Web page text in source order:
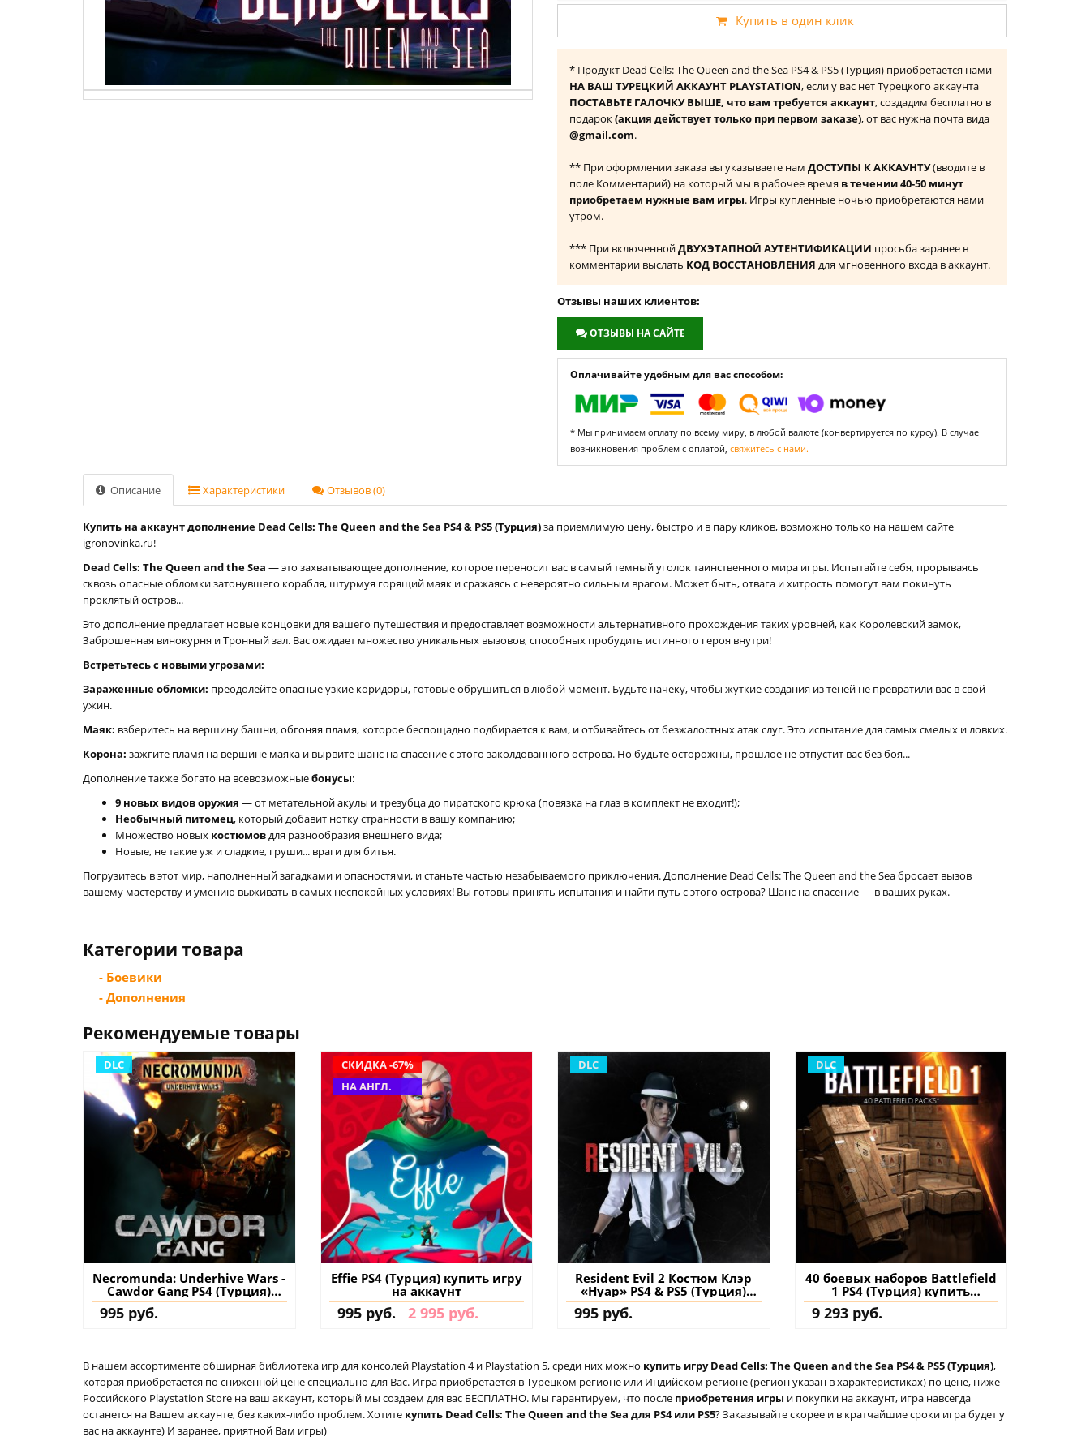
Купить в один клик
* Продукт Dead Cells: The Queen and the Sea PS4 & PS5 (Турция) приобретается нами
НА ВАШ ТУРЕЦКИЙ АККАУНТ PLAYSTATION, если у вас нет Турецкого аккаунта
ПОСТАВЬТЕ ГАЛОЧКУ ВЫШЕ, что вам требуется аккаунт, создадим бесплатно в
подарок(акция действует только при первом заказе), от вас нужна почта вида
@gmail.com.
** При оформлении заказа вы указываете нам ДОСТУПЫ К АККАУНТУ(вводите в
поле Комментарий) на который мы в рабочее время в течении 40-50 минут
приобретаем нужные вам игры. Игры купленные ночью приобретаются нами
утром.
*** При включеннойДВУХЭТАПНОЙ АУТЕНТИФИКАЦИИ просьба заранее в
комментарии выслать КОД ВОССТАНОВЛЕНИЯ для мгновенного входа в аккаунт.
Отзывы наших клиентов:
ОТЗЫВЫ НА САЙТЕ
Оплачивайте удобным для вас способом:
* Мы принимаем оплату по всему миру, в любой валюте (конвертируется по курсу). В случае
возникновения проблем с оплатой, свяжитесь с нами.
Описание Характеристики Отзывов (0)
Купить на аккаунт дополнение Dead Cells: The Queen and the Sea PS4 & PS5 (Турция)за приемлимую цену, быстро и в пару кликов, возможно только на нашем сайте
igronovinka.ru!
Dead Cells: The Queen and the Sea — это захватывающее дополнение, которое переносит вас в самый темный уголок таинственного мира игры. Испытайте себя, прорываясь
сквозь опасные обломки затонувшего корабля, штурмуя горящий маяк и сражаясь с невероятно сильным врагом. Может быть, отвага и хитрость помогут вам покинуть
проклятый остров...
Это дополнение предлагает новые концовки для вашего путешествия и предоставляет возможности альтернативного прохождения таких уровней, как Королевский замок,
Заброшенная винокурня и Тронный зал. Вас ожидает множество уникальных вызовов, способных пробудить истинного героя внутри!
Встретьтесь с новыми угрозами:
Зараженные обломки: преодолейте опасные узкие коридоры, готовые обрушиться в любой момент. Будьте начеку, чтобы жуткие создания из теней не превратили вас в свой
ужин.
Маяк: взберитесь на вершину башни, обгоняя пламя, которое беспощадно подбирается к вам, и отбивайтесь от безжалостных атак слуг. Это испытание для самых смелых и ловких.
Корона: зажгите пламя на вершине маяка и вырвите шанс на спасение с этого заколдованного острова. Но будьте осторожны, прошлое не отпустит вас без боя...
Дополнение также богато на всевозможныебонусы:
9 новых видов оружия — от метательной акулы и трезубца до пиратского крюка (повязка на глаз в комплект не входит!);
Необычный питомец, который добавит нотку странности в вашу компанию;
Множество новых костюмовдля разнообразия внешнего вида;
Новые, не такие уж и сладкие, груши... враги для битья.
Погрузитесь в этот мир, наполненный загадками и опасностями, и станьте частью незабываемого приключения. Дополнение Dead Cells: The Queen and the Sea бросает вызов
вашему мастерству и умению выживать в самых неспокойных условиях! Вы готовы принять испытания и найти путь с этого острова? Шанс на спасение — в ваших руках.
Категории товара
- Боевики
- Дополнения
Рекомендуемые товары
DLC
Necromunda: Underhive Wars -
Cawdor Gang PS4 (Турция)
купить дополнение на
995 руб.
СКИДКА -67%
НА АНГЛ.
Effie PS4 (Турция) купить игру
на аккаунт
995 руб. 2 995 руб.
DLC
Resident Evil 2 Костюм Клэр
«Нуар» PS4 & PS5 (Турция)
купить дополнение на
995 руб.
DLC
40 боевых наборов Battlefield
1 PS4 (Турция) купить
дополнение на аккаунт
9 293 руб.
В нашем ассортименте обширная библиотека игр для консолей Playstation 4 и Playstation 5, среди них можно купить игру Dead Cells: The Queen and the Sea PS4 & PS5 (Турция),
которая приобретается по сниженной цене специально для Вас. Игра приобретается в Турецком регионе или Индийском регионе (регион указан в характеристиках) по цене, ниже
Российского Playstation Store на ваш аккаунт, который мы создаем для вас БЕСПЛАТНО. Мы гарантируем, что после приобретения игры и покупки на аккаунт, игра навсегда
останется на Вашем аккаунте, без каких-либо проблем. Хотите купить Dead Cells: The Queen and the Sea для PS4 или PS5? Заказывайте скорее и в кратчайшие сроки игра будет у
вас на аккаунте) И заранее, приятной Вам игры)